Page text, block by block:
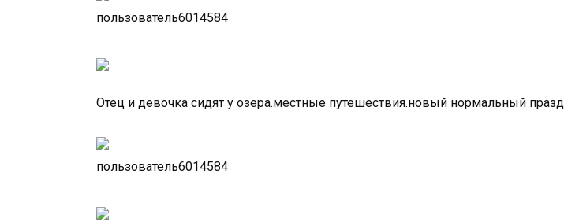
пользователь6014584
Отец и девочка сидят у озера.местные путешествия.новый нормальный
пользователь6014584